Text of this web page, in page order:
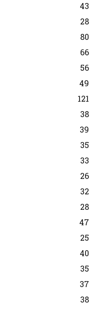
43
28
80
66
56
49
121
38
39
35
33
26
32
28
47
25
40
35
37
38